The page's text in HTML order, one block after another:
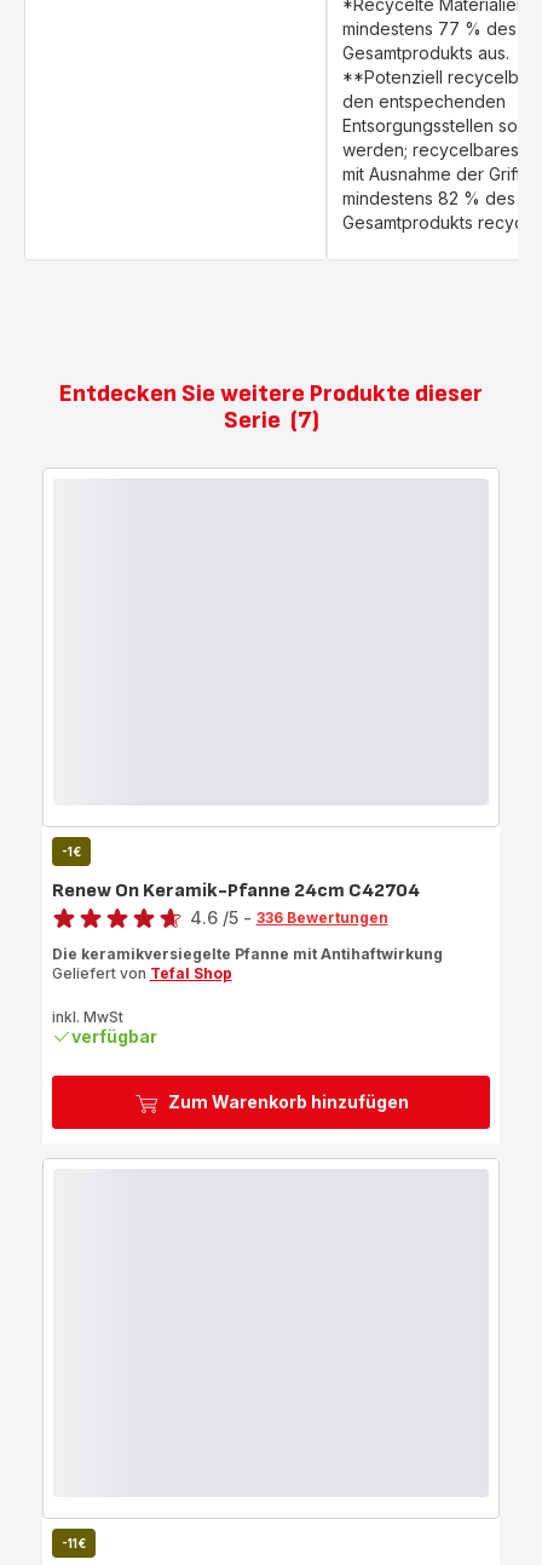
*Recycelte Materialien
mindestens 77 % des
Gesamtprodukts aus.
**Potenziell recycelbar,
den entspechenden
Entsorgungsstellen
werden; recycelbares
mit Ausnahme der
mindestens 82 % des
Gesamtprodukts
Entdecken Sie weitere Produkte dieser
Serie (7)
Zum Warenkorb hinzufügen
-1€
Renew On Keramik-Pfanne 24cm C42704
Bewertung
4.6 /5 - 336 Bewertungen
Die keramikversiegelte Pfanne mit Antihaftwirkung
Geliefert von Tefal Shop
inkl. MwSt
verfügbar
-11€